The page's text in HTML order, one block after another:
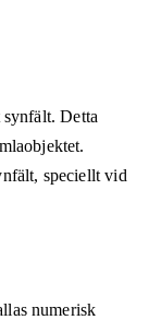
Detta
speciellt vid
numerisk